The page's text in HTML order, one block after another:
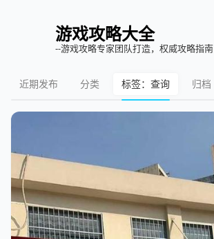
游戏攻略大全
--游戏攻略专家团队打造，权威攻略指南
近期发布 分类 标签：查询 归档